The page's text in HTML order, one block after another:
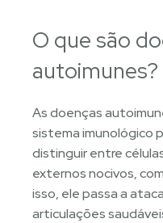
O que são
autoimunes?
As doenças
sistema imunológico
distinguir entre
externos nocivos,
isso, ele passa a
articulações